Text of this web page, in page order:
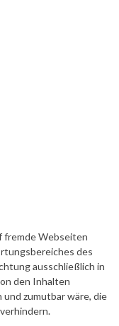
fremde Webseiten
des
ausschließlich in
den Inhalten
zumutbar wäre, die